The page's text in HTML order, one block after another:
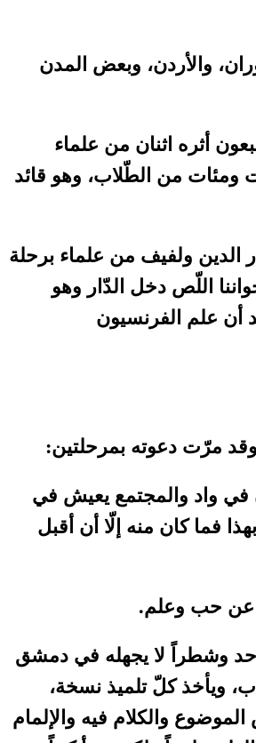
والأردن، وبعض المدن
أثره اثنان من علماء
ومئات من الطّلاب، وهو قائد
فقد قام الشّيخ علي مع الشّيخ بدر الدين ولفيف من علماء برحلة
إخواننا اللّص دخل الدّار وهو
أن علم الفرنسيون
مرّت دعوته بمرحلتين:
في واد والمجتمع يعيش في
فما كان منه إلّا أن أقبل
عن حب وعلم.
وشطراً لا يجهله في دمشق
ويأخذ كلّ تلميذ نسخة،
والكلام فيه والإلمام